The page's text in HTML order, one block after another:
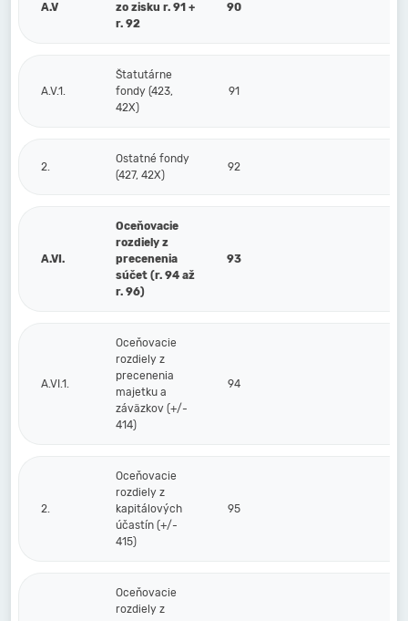
A.V
zo zisku r. 91 +
r. 92
90
A.V.1.
Štatutárne
fondy (423,
42X)
91
2.
Ostatné fondy
(427, 42X)
92
A.VI.
Oceňovacie
rozdiely z
precenenia
súčet (r. 94 až
r. 96)
93
A.VI.1.
Oceňovacie
rozdiely z
precenenia
majetku a
záväzkov (+/-
414)
94
2.
Oceňovacie
rozdiely z
kapitálových
účastín (+/-
415)
95
Oceňovacie
rozdiely z